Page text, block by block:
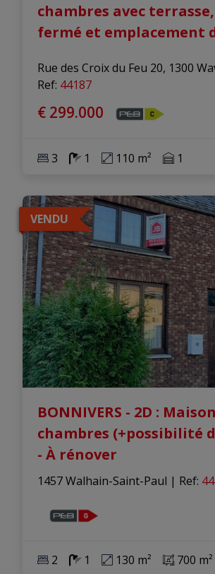
chambres avec
fermé et emplacement
Rue des Croix du Feu 20, 1300
Ref: 44187
€ 299.000
3 1 110 m² 1
VENDU
BONNIVERS - 2D :
chambres (+possibilité
- À rénover
1457 Walhain-Saint-Paul | Ref:
2 1 130 m² 700 m²